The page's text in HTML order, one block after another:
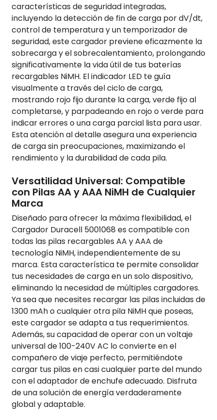
características de seguridad integradas,
incluyendo la detección de fin de carga por dV/dt,
control de temperatura y un temporizador de
seguridad, este cargador previene eficazmente la
sobrecarga y el sobrecalentamiento, prolongando
significativamente la vida útil de tus baterías
recargables NiMH. El indicador LED te guía
visualmente a través del ciclo de carga,
mostrando rojo fijo durante la carga, verde fijo al
completarse, y parpadeando en rojo o verde para
indicar errores o una carga parcial lista para usar.
Esta atención al detalle asegura una experiencia
de carga sin preocupaciones, maximizando el
rendimiento y la durabilidad de cada pila.
Versatilidad Universal: Compatible
con Pilas AA y AAA NiMH de Cualquier
Marca
Diseñado para ofrecer la máxima flexibilidad, el
Cargador Duracell 5001068 es compatible con
todas las pilas recargables AA y AAA de
tecnología NiMH, independientemente de su
marca. Esta característica te permite consolidar
tus necesidades de carga en un solo dispositivo,
eliminando la necesidad de múltiples cargadores.
Ya sea que necesites recargar las pilas incluidas de
1300 mAh o cualquier otra pila NiMH que poseas,
este cargador se adapta a tus requerimientos.
Además, su capacidad de operar con un voltaje
universal de 100-240V AC lo convierte en el
compañero de viaje perfecto, permitiéndote
cargar tus pilas en casi cualquier parte del mundo
con el adaptador de enchufe adecuado. Disfruta
de una solución de energía verdaderamente
global y adaptable.